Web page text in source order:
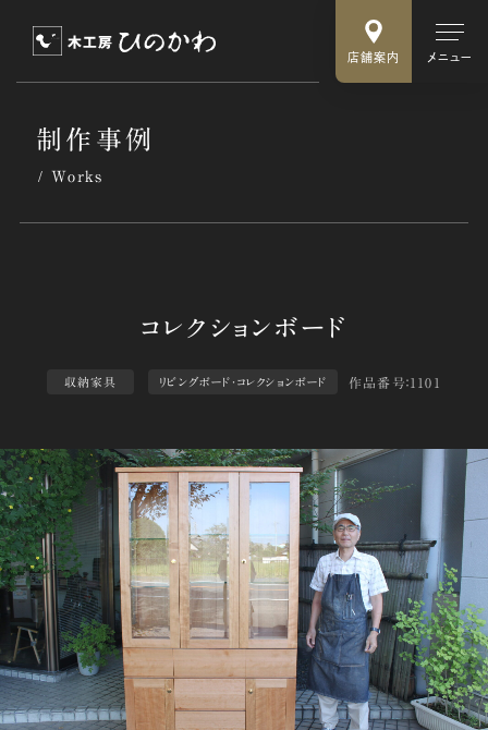
店舗案内 メニュー
制作事例
Works
収納家具 リビングボード・コレクションボード 作品番号：1101